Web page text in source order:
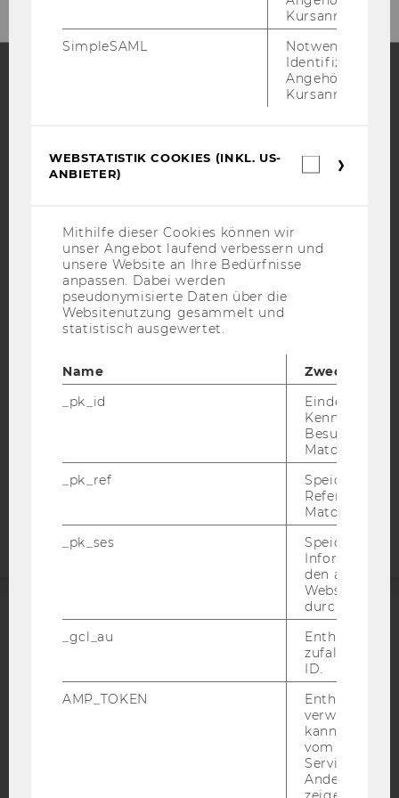
Instagram
Bluesky
IMPRESSUM
BARRIEREFREIHEITSERKLÄRUNG WEBSEITE
DATENSCHUTZERKLÄRUNG
DATENSCHUTZERKLÄRUNG SOCIAL MEDIA
DATENSCHUTZERKLÄRUNG
STUDIENBEWERBER*INNEN UND STUDIERENDE
Barrierefreiheitserklärung
ACCREDITED BY:
Kursanmeldung.
SimpleSAML
Notwendig zur
Identifizierung
Angehörige/r für
Kursanmeldung.
WEBSTATISTIK COOKIES (INKL. US-
ANBIETER)
Mithilfe dieser Cookies können wir
unser Angebot laufend verbessern und
unsere Website an Ihre Bedürfnisse
anpassen. Dabei werden
pseudonymisierte Daten über die
Websitenutzung gesammelt und
statistisch ausgewertet.
Name
Zweck
_pk_id
Eindeutige
Besuchers
Matomo.
_pk_ref
Speicherung
Referrers
Matomo.
_pk_ses
Speicherung
den aktuellen
durch
_gcl_au
Enthält eine
ID.
AMP_TOKEN
Enthält ein
verwendet
kann, um
vom AMP-
Service
Andere